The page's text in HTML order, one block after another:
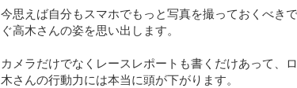
今思えば自分もスマホでもっと写真を撮っておくべき
ぐ高木さんの姿を思い出します。
カメラだけでなくレースレポートも書くだけあって、
木さんの行動力には本当に頭が下がります。